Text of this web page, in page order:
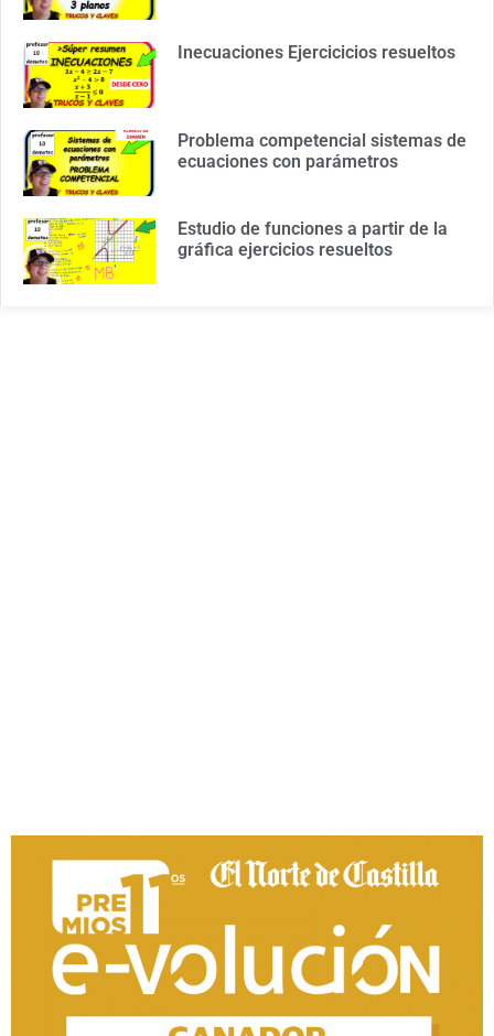
Inecuaciones Ejercicicios resueltos
Problema competencial sistemas de
ecuaciones con parámetros
Estudio de funciones a partir de la
gráfica ejercicios resueltos